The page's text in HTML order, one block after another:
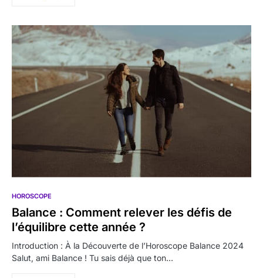
HOROSCOPE
Balance : Comment relever les défis de
l’équilibre cette année ?
Introduction : À la Découverte de l’Horoscope Balance 2024
Salut, ami Balance ! Tu sais déjà que ton…